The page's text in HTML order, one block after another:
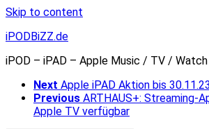
Skip to content
iPODBiZZ.de
iPOD – iPAD – Apple Music / TV /
Next Apple iPAD Aktion bis 30.11.23
Previous ARTHAUS+: Streaming-
Apple TV verfügbar